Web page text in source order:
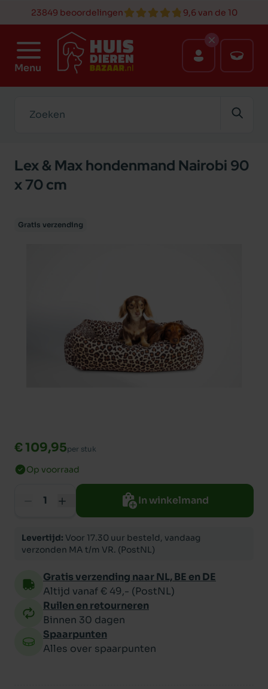
23849 beoordelingen 9,6 van de 10
Menu
Lex & Max hondenmand Nairobi 90
x 70 cm
Gratis verzending
€ 109,95per stuk
Op voorraad
In winkelmand
Levertijd: Voor 17.30 uur besteld, vandaag
verzonden MA t/m VR. (PostNL)
Gratis verzending naar NL, BE en DE
Altijd vanaf € 49,- (PostNL)
Ruilen en retourneren
Binnen 30 dagen
Spaarpunten
Alles over spaarpunten